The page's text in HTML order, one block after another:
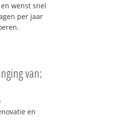
en wenst snel
per jaar
van:
en